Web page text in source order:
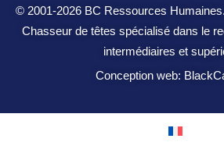
© 2001‑2026 BC Ressources
Chasseur de têtes spécialisé dans le
intermédiaires et
Conception web: